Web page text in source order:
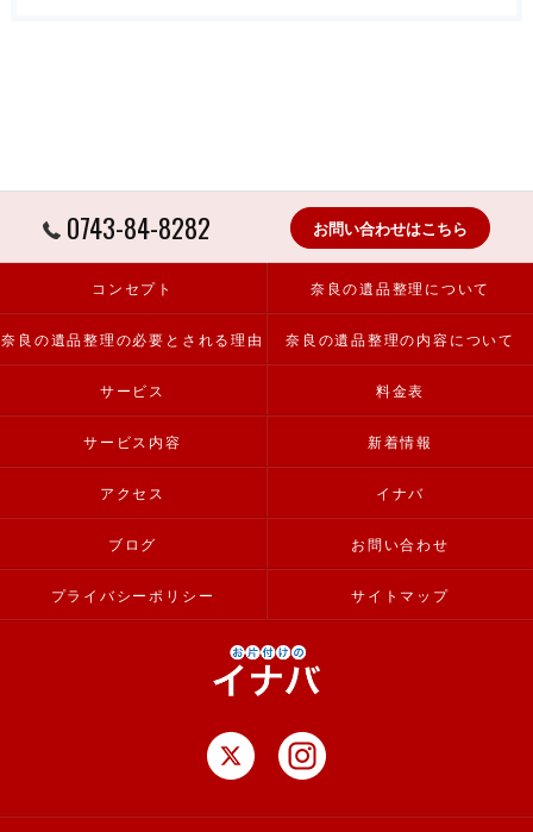
0743-84-8282 お問い合わせはこちら
コンセプト 奈良の遺品整理について
奈良の遺品整理の必要とされる理由 奈良の遺品整理の内容について
サービス 料金表
サービス内容 新着情報
アクセス イナバ
ブログ お問い合わせ
プライバシーポリシー サイトマップ